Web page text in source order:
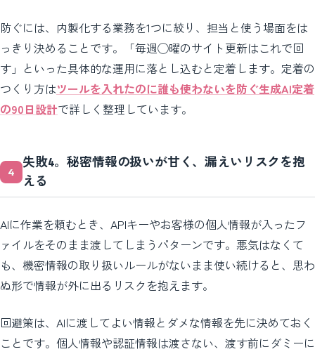
防ぐには、内製化する業務を1つに絞り、担当と使う場面をは
っきり決めることです。「毎週◯曜のサイト更新はこれで回
す」といった具体的な運用に落とし込むと定着します。定着の
つくり方はツールを入れたのに誰も使わないを防ぐ生成AI定着
の90日設計で詳しく整理しています。
失敗4。秘密情報の扱いが甘く、漏えいリスクを抱
える
AIに作業を頼むとき、APIキーやお客様の個人情報が入ったフ
ァイルをそのまま渡してしまうパターンです。悪気はなくて
も、機密情報の取り扱いルールがないまま使い続けると、思わ
ぬ形で情報が外に出るリスクを抱えます。
回避策は、AIに渡してよい情報とダメな情報を先に決めておく
ことです。個人情報や認証情報は渡さない、渡す前にダミーに